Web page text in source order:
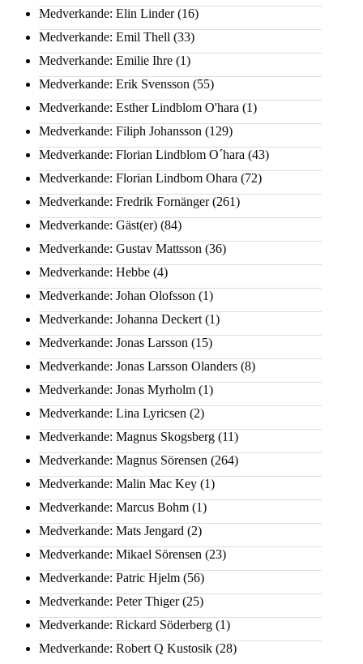
Medverkande: Elin Linder(16)
Medverkande: Emil Thell (33)
Medverkande: Emilie Ihre (1)
Medverkande: Erik Svensson (55)
Medverkande: Esther Lindblom O'hara (1)
Medverkande: Filiph Johansson (129)
Medverkande: Florian Lindblom O´hara (43)
Medverkande: Florian Lindbom Ohara (72)
Medverkande: Fredrik Fornänger(261)
Medverkande: Gäst(er) (84)
Medverkande: Gustav Mattsson (36)
Medverkande: Hebbe (4)
Medverkande: Johan Olofsson (1)
Medverkande: Johanna Deckert (1)
Medverkande: Jonas Larsson (15)
Medverkande: Jonas Larsson Olanders (8)
Medverkande: Jonas Myrholm (1)
Medverkande: Lina Lyricsen (2)
Medverkande: Magnus Skogsberg (11)
Medverkande: Magnus Sörensen (264)
Medverkande: Malin Mac Key (1)
Medverkande: Marcus Bohm (1)
Medverkande: Mats Jengard (2)
Medverkande: Mikael Sörensen (23)
Medverkande: Patric Hjelm (56)
Medverkande: Peter Thiger(25)
Medverkande: Rickard Söderberg (1)
Medverkande: Robert Q Kustosik (28)